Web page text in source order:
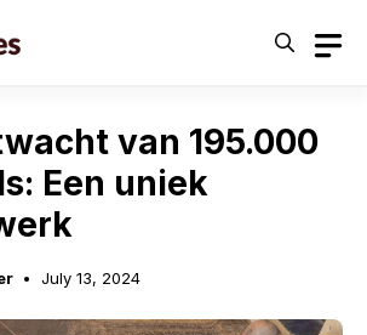
van 195.000
Een uniek
July 13, 2024